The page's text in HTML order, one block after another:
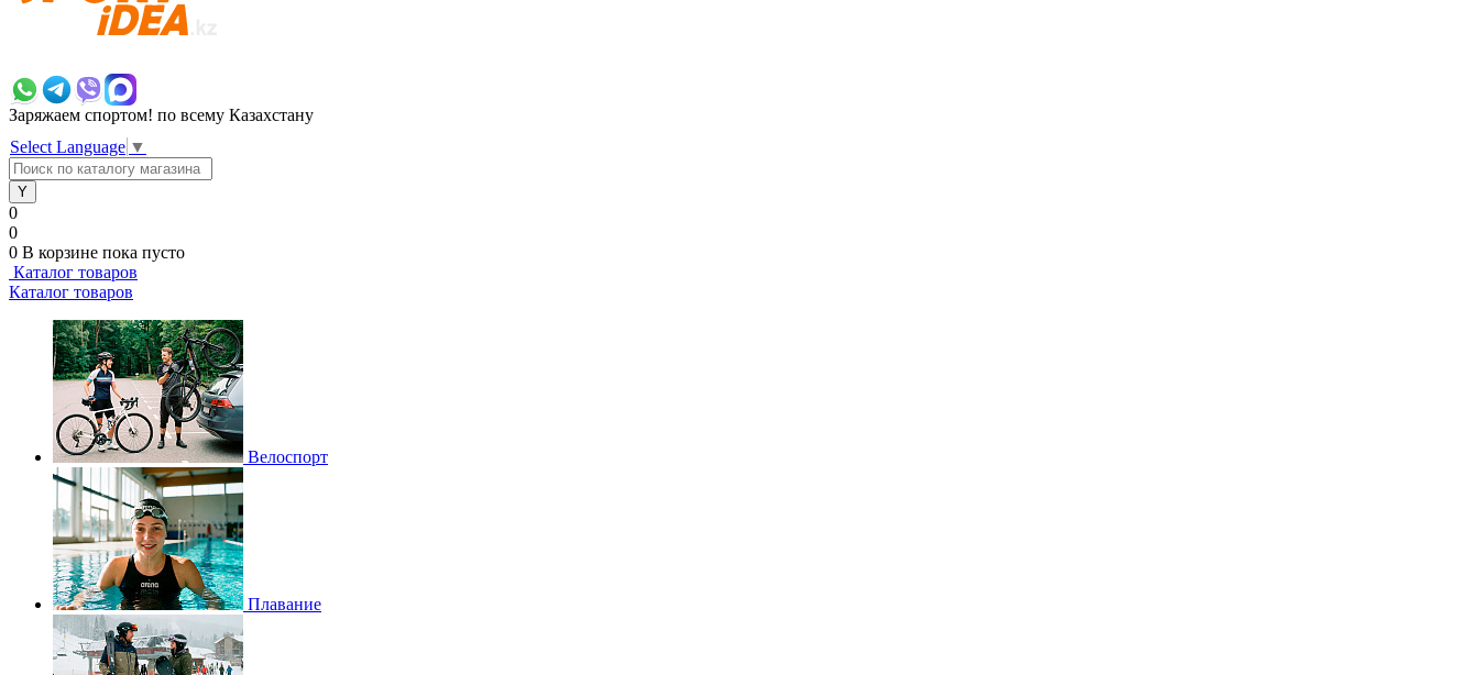
Заряжаем спортом! по всему Казахстану
Select Language ▼
0
0
0 В корзине пока пусто
Каталог товаров
Каталог товаров
Велоспорт
Плавание